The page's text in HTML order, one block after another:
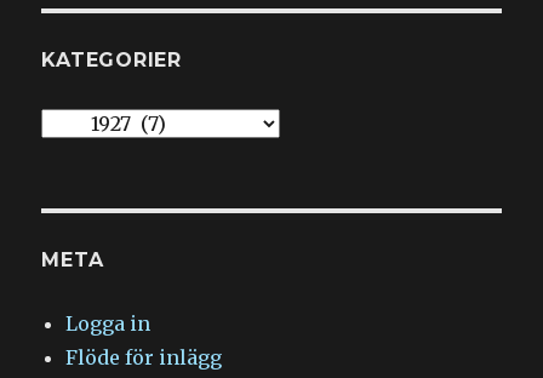
KATEGORIER
Kategorier
META
Logga in
Flöde för inlägg